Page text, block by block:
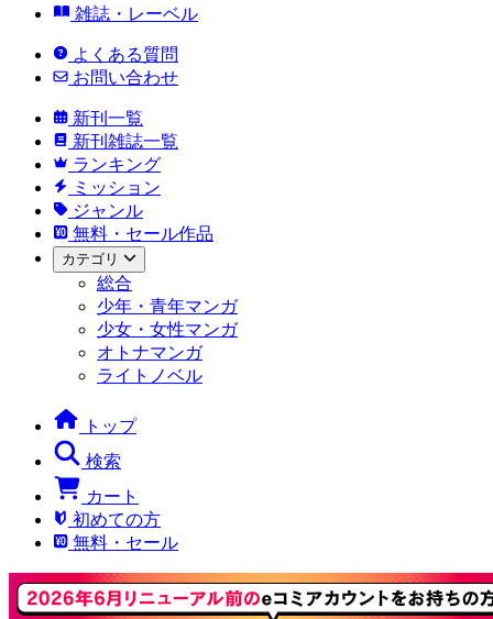
雑誌・レーベル
よくある質問
お問い合わせ
新刊一覧
新刊雑誌一覧
ランキング
ミッション
ジャンル
無料・セール作品
カテゴリ
総合
少年・青年マンガ
少女・女性マンガ
オトナマンガ
ライトノベル
トップ
検索
カート
初めての方
無料・セール